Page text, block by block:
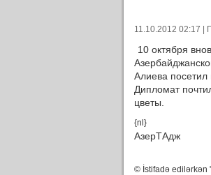
11.10.2012 02:17 |
10 октября
Алиева посетил
Дипломат
цветы.
{nl}
АзерТАдж
© İstifadə edilərkən